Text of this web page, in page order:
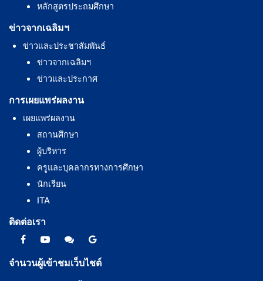
หลักสูตรประถมศึกษา
ข่าวจากเฉลิมฯ
ข่าวและประชาสัมพันธ์
ข่าวจากเฉลิมฯ
ข่าวและประกาศ
การเผยแพร่ผลงาน
เผยแพร่ผลงาน
สถานศึกษา
ผู้บริหาร
ครูและบุคลากรทางการศึกษา
นักเรียน
ITA
ติดต่อเรา
จำนวนผู้เข้าชมเว็บไชต์